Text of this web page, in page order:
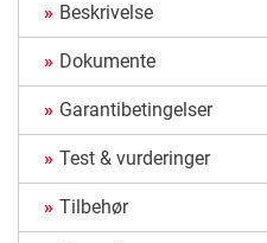
Beskrivelse
Dokumente
Garantibetingelser
Test & vurderinger
Tilbehør